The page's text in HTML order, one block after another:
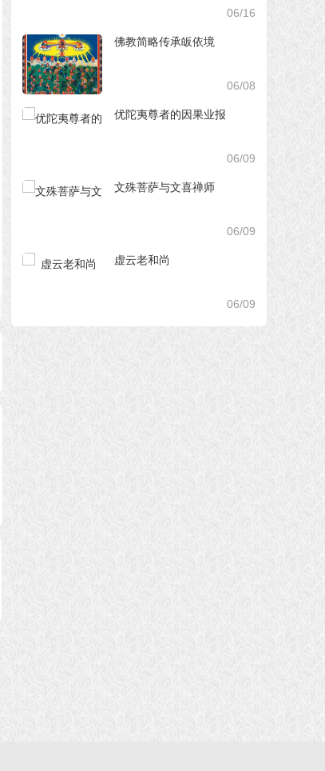
06/16
佛教简略传承皈依境
06/08
优陀夷尊者的因果业报
06/09
文殊菩萨与文喜禅师
06/09
虚云老和尚
06/09